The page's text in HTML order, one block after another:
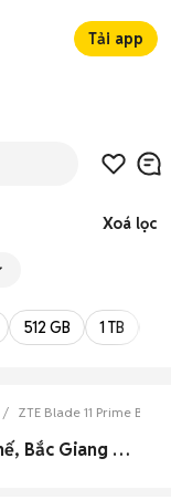
Tải app
Xoá lọc
512 GB 1 TB
ZTE Blade 11 Prime Bắc
0 Zte Blade 11 Prime cũ Huyện Yên Thế, Bắc Giang đẹp